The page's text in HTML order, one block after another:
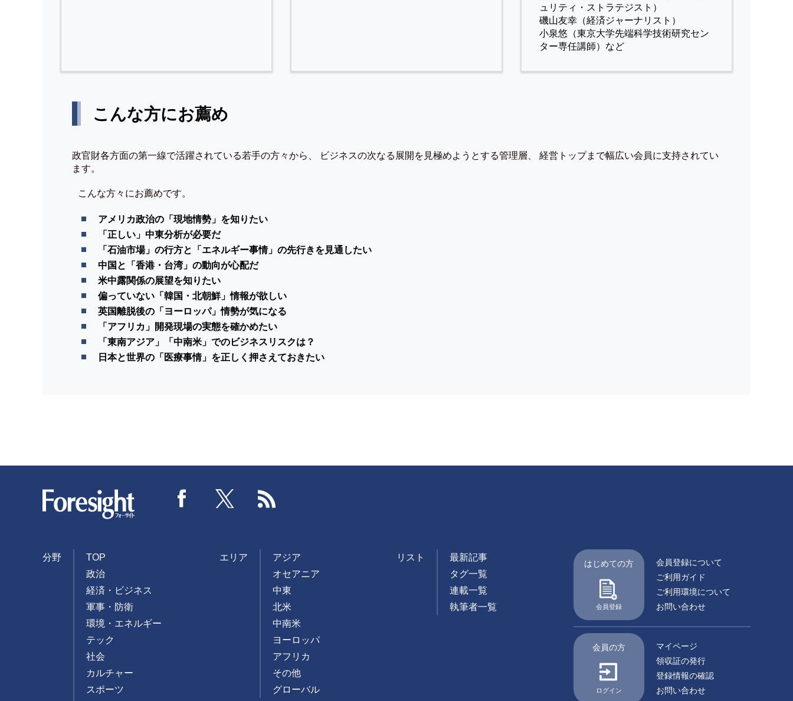
ュリティ・ストラテジスト）
磯山友幸（経済ジャーナリスト）
小泉悠（東京大学先端科学技術研究セン
ター専任講師）など
こんな方にお薦め
政官財各方面の第一線で活躍されている若手の方々から、 ビジネスの次なる展開を見極めようとする管理層、 経営トップまで幅広い会員に支持されてい
ます。
こんな方々にお薦めです。
アメリカ政治の「現地情勢」を知りたい
「正しい」中東分析が必要だ
「石油市場」の行方と「エネルギー事情」の先行きを見通したい
中国と「香港・台湾」の動向が心配だ
米中露関係の展望を知りたい
偏っていない「韓国・北朝鮮」情報が欲しい
英国離脱後の「ヨーロッパ」情勢が気になる
「アフリカ」開発現場の実態を確かめたい
「東南アジア」「中南米」でのビジネスリスクは？
日本と世界の「医療事情」を正しく押さえておきたい
Facebook Twitter
分野
TOP
政治
経済・ビジネス
軍事・防衛
環境・エネルギー
テック
社会
カルチャー
スポーツ
エリア
アジア
オセアニア
中東
北米
中南米
ヨーロッパ
アフリカ
その他
グローバル
リスト
最新記事
タグ一覧
連載一覧
執筆者一覧
はじめての方
会員登録
会員登録について
ご利用ガイド
ご利用環境について
お問い合わせ
会員の方
ログイン
マイページ
領収証の発行
登録情報の確認
お問い合わせ